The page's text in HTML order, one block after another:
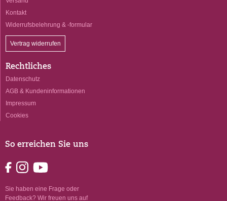
So erreichen Sie uns
Sie haben eine Frage oder
Feedback? Wir freuen uns auf
Kontakt
Widerrufsbelehrung & -formular
Vertrag widerrufen
Rechtliches
Datenschutz
AGB & Kundeninformationen
Impressum
Cookies